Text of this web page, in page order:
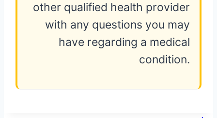
other qualified health provider
with any questions you may
have regarding a medical
condition.